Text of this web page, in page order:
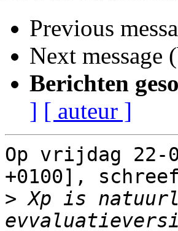
Previous
Next message
Berichten
] [ auteur ]
Op vrijdag 22-
+0100],
> Xp is